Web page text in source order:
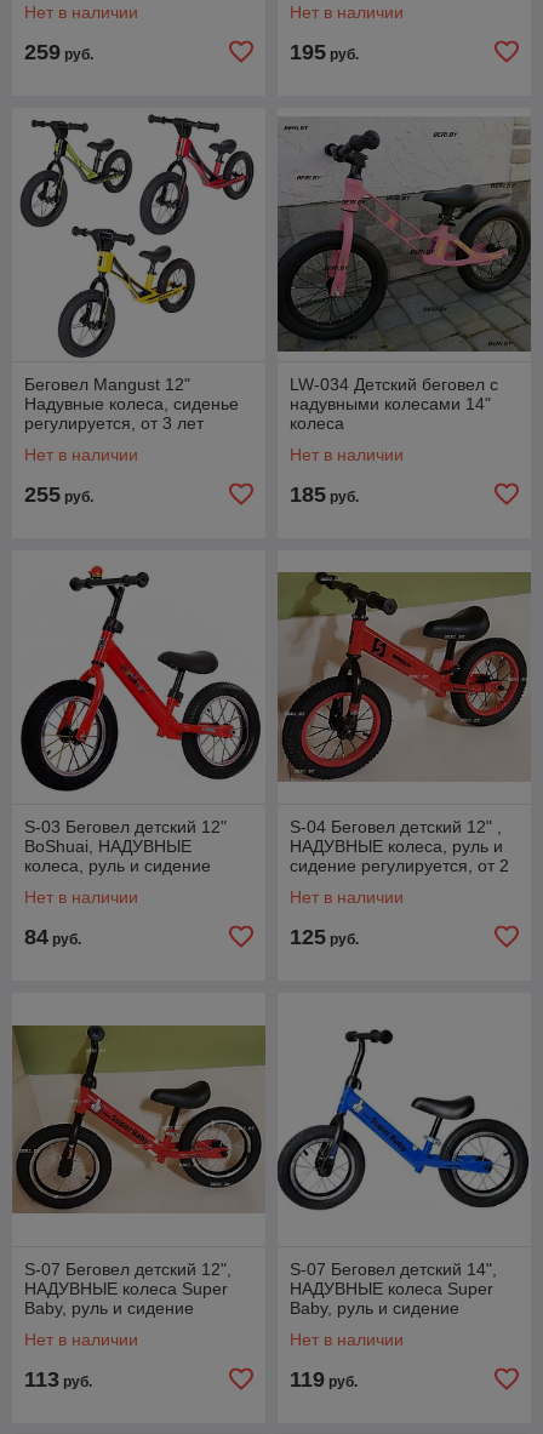
Нет в наличии
259 руб.
Нет в наличии
195 руб.
Беговел Mangust 12"
Надувные колеса, сиденье
регулируется, от 3 лет
Нет в наличии
255 руб.
LW-034 Детский беговел с
надувными колесами 14"
колеса
Нет в наличии
185 руб.
S-03 Беговел детский 12"
BoShuai, НАДУВНЫЕ
колеса, руль и сидение
разные цвета
Нет в наличии
84 руб.
S-04 Беговел детский 12" ,
НАДУВНЫЕ колеса, руль и
сидение регулируется, от 2
Нет в наличии
125 руб.
S-07 Беговел детский 12",
НАДУВНЫЕ колеса Super
Baby, руль и сидение
красный
Нет в наличии
113 руб.
S-07 Беговел детский 14",
НАДУВНЫЕ колеса Super
Baby, руль и сидение
красный
Нет в наличии
119 руб.